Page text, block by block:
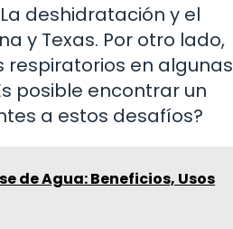
deshidratación y el
y Texas. Por otro lado,
respiratorios en algunas
posible encontrar un
a estos desafíos?
de Agua: Beneficios, Usos